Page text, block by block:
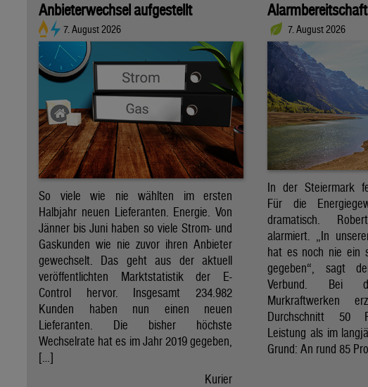
Anbieterwechsel aufgestellt
7. August 2026
So viele wie nie wählten im ersten
Halbjahr neuen Lieferanten. Energie. Von
Jänner bis Juni haben so viele Strom- und
Gaskunden wie nie zuvor ihren Anbieter
gewechselt. Das geht aus der aktuell
veröffentlichten Marktstatistik der E-
Control hervor. Insgesamt 234.982
Kunden haben nun einen neuen
Lieferanten. Die bisher höchste
Wechselrate hat es im Jahr 2019 gegeben,
[…]
Kurier
Alarmbereitschaft
7. August 2026
In der Steiermark
Für die
dramatisch.
alarmiert. „In
hat es noch nie ein
gegeben“, sagt
Verbund. Bei
Murkraftwerken
Durchschnitt 50
Leistung als im
Grund: An rund 85